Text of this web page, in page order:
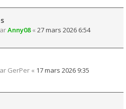
Anny08« 27 mars 2026 6:54
GerPer « 17 mars 2026 9:35